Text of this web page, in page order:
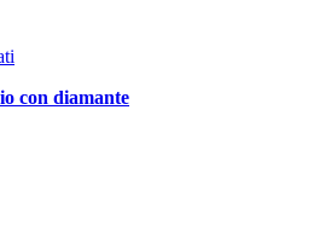
con diamante